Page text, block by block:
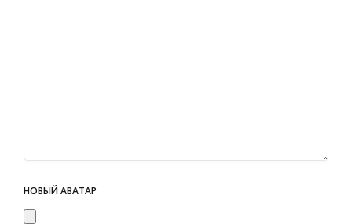
НОВЫЙ АВАТАР